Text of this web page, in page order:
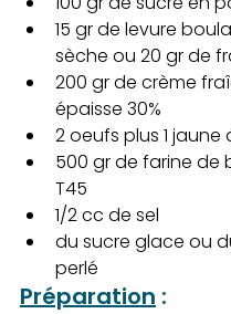
15 gr de levure
sèche ou 20 gr de
200 gr de crème
épaisse 30%
2 oeufs plus 1 jaune
500 gr de farine de
T45
1/2 cc de sel
du sucre glace ou
perlé
Préparation :